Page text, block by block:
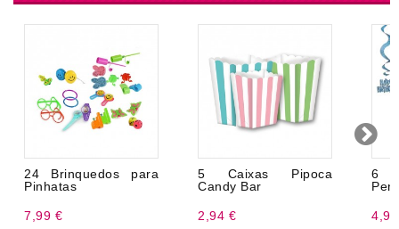
24 Brinquedos para
Pinhatas
7,99 €
5 Caixas Pipoca
Candy Bar
2,94 €
6